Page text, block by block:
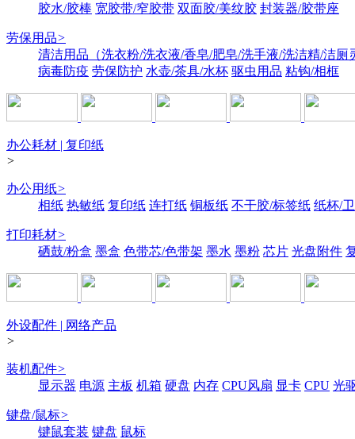
胶水/胶棒 宽胶带/窄胶带 双面胶/美纹胶 封装器/胶带座
劳保用品>
清洁用品（洗衣粉/洗衣液/香皂/肥皂/洗手液/洗洁精/洁厕
病毒防疫 劳保防护 水壶/茶具/水杯 驱虫用品 粘钩/相框
办公耗材 | 复印纸
>
办公用纸>
相纸 热敏纸 复印纸 连打纸 铜板纸 不干胶/标签纸 纸杯/
打印耗材>
硒鼓/粉盒 墨盒 色带芯/色带架 墨水 墨粉 芯片 光盘附件
外设配件 | 网络产品
>
装机配件>
显示器 电源 主板 机箱 硬盘 内存 CPU风扇 显卡 CPU 光
键盘/鼠标>
键鼠套装 键盘 鼠标